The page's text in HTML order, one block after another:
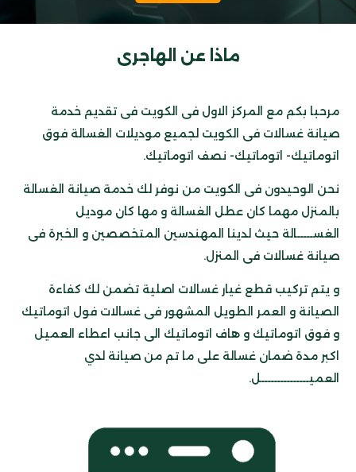
ماذا عن الهاجرى
مرحبا بكم مع المركز الاول فى الكويت فى تقديم خدمة
صيانة غسالات فى الكويت لجميع موديلات الغسالة فوق
اتوماتيك- اتوماتيك- نصف اتوماتيك.
نحن الوحيدون فى الكويت من نوفر لك خدمة صيانة الغسالة
بالمنزل مهما كان عطل الغسالة و مها كان موديل
الغســـــالة حيث لدينا المهندسين المتخصصين و الخبرة فى
صيانة غسالات فى المنزل.
و يتم تركيب قطع غيار غسالات اصلية تضمن لك كفاءة
الصيانة و العمر الطويل المشهور فى غسالات فول اتوماتيك
و فوق اتوماتيك و هاف اتوماتيك الى جانب اعطاء العميل
اكبر مدة ضمان غسالة على ما تم من صيانة لدي
العميـــــــــــــــل.